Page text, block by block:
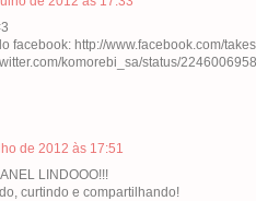
facebook: http://www.facebook.com/
komorebi_sa/status/
de 2012 às 17:51
LINDOOO!!!
curtindo e compartilhando!